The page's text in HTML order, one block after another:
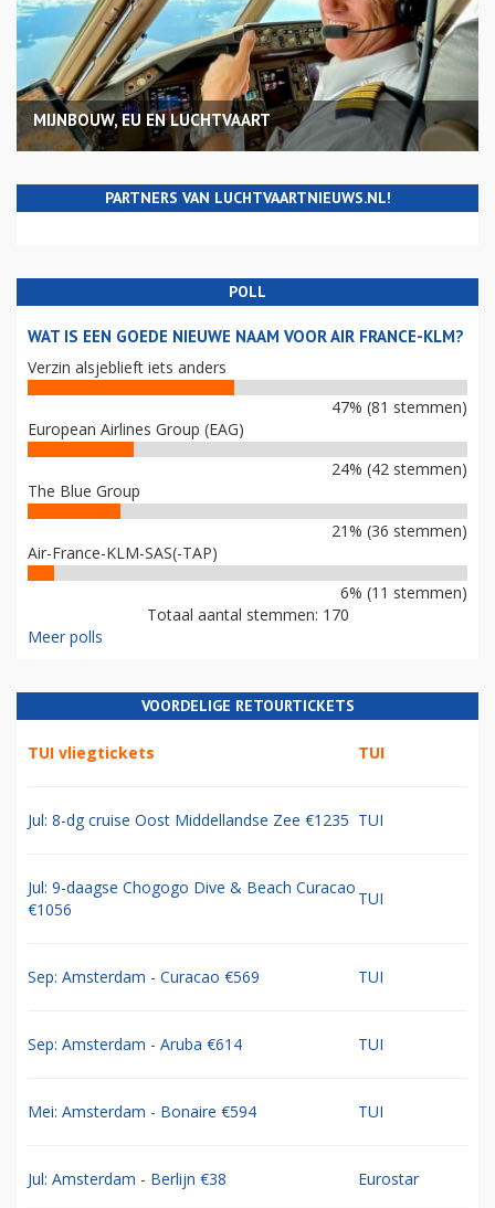
MIJNBOUW, EU EN LUCHTVAART
PARTNERS VAN LUCHTVAARTNIEUWS.NL!
POLL
WAT IS EEN GOEDE NIEUWE NAAM VOOR AIR FRANCE-KLM?
Verzin alsjeblieft iets anders
47% (81 stemmen)
European Airlines Group (EAG)
24% (42 stemmen)
The Blue Group
21% (36 stemmen)
Air-France-KLM-SAS(-TAP)
6% (11 stemmen)
Totaal aantal stemmen: 170
Meer polls
VOORDELIGE RETOURTICKETS
TUI vliegtickets TUI
Jul: 8-dg cruise Oost Middellandse Zee €1235 TUI
Jul: 9-daagse Chogogo Dive & Beach Curacao
€1056
TUI
Sep: Amsterdam - Curacao €569 TUI
Sep: Amsterdam - Aruba €614 TUI
Mei: Amsterdam - Bonaire €594 TUI
Jul: Amsterdam - Berlijn €38 Eurostar